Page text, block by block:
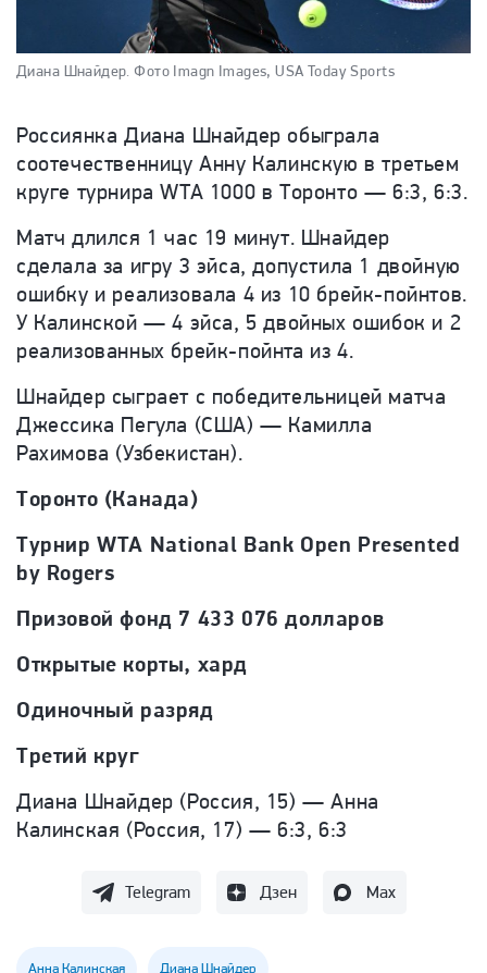
Диана Шнайдер. Фото Imagn Images, USA Today Sports
Россиянка Диана Шнайдер обыграла
соотечественницу Анну Калинскую в третьем
круге турнира WTA 1000 в Торонто — 6:3, 6:3.
Матч длился 1 час 19 минут. Шнайдер
сделала за игру 3 эйса, допустила 1 двойную
ошибку и реализовала 4 из 10 брейк-пойнтов.
У Калинской — 4 эйса, 5 двойных ошибок и 2
реализованных брейк-пойнта из 4.
Шнайдер сыграет с победительницей матча
Джессика Пегула (США) — Камилла
Рахимова (Узбекистан).
Торонто (Канада)
Турнир WTA National Bank Open Presented
by Rogers
Призовой фонд 7 433 076 долларов
Открытые корты, хард
Одиночный разряд
Третий круг
Диана Шнайдер (Россия, 15) — Анна
Калинская (Россия, 17) — 6:3, 6:3
Telegram Дзен Max
Анна Калинская Диана Шнайдер